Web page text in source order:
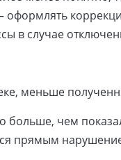
оформлять
в случае
меньше
больше, чем
прямым